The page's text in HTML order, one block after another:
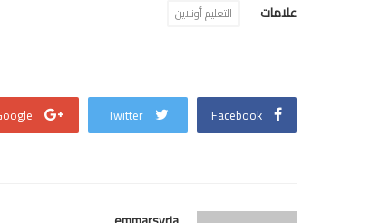
علامات التعليم أونلاين
Facebook
Twitter